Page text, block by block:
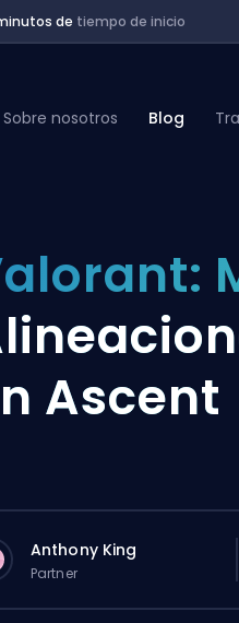
de tiempo de inicio
Sobre nosotros Blog
Ascent
Anthony King
Partner